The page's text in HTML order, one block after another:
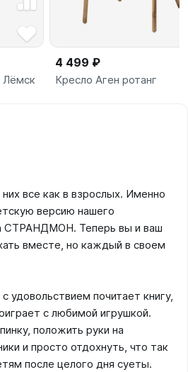
4 499 ₽
Кресло Аген ротанг
все как в взрослых. Именно
версию нашего
СТРАНДМОН. Теперь вы и ваш
вместе, но каждый в своем
удовольствием почитает книгу,
с любимой игрушкой.
положить руки на
и просто отдохнуть, что так
после целого дня суеты.